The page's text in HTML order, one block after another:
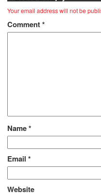
Your email address will not be
Comment*
Name*
Email *
Website